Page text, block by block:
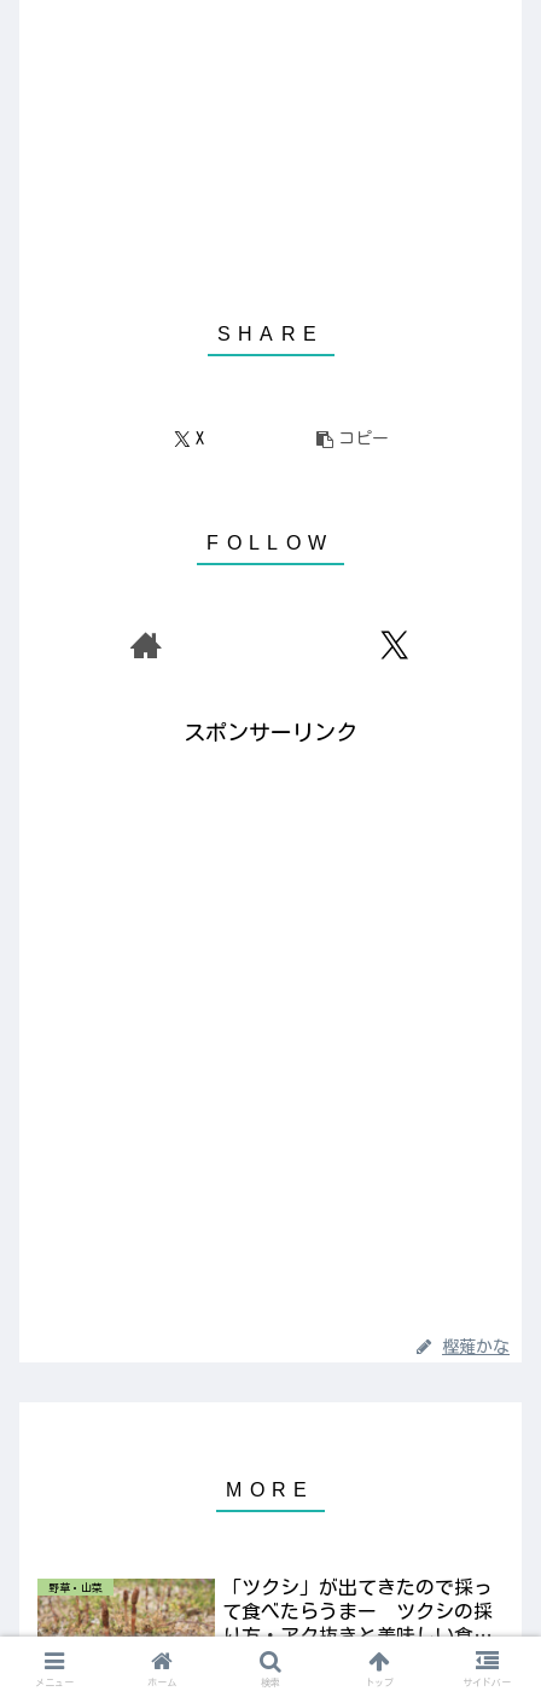
X コピー
スポンサーリンク
樫薙かな
野草・山菜
「ツクシ」が出てきたので採っ
て食べたらうまー ツクシの採
り方・アク抜きと美味しい食べ
畑に行ったらツクシが生えて始めてい
ました。アレルギーの花粉から逃れる
メニュー ホーム 検索 トップ サイドバー